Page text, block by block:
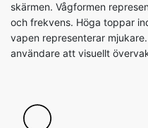
skärmen. Vågformen
och frekvens. Höga toppar
vapen representerar
användare att visuellt